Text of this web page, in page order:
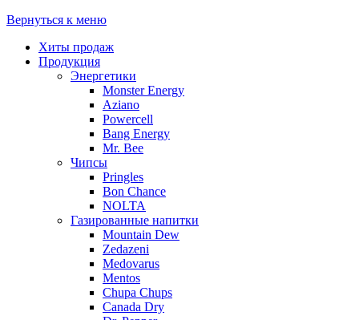
Вернуться к меню
Хиты продаж
Продукция
Энергетики
Monster Energy
Aziano
Powercell
Bang Energy
Mr. Bee
Чипсы
Pringles
Bon Chance
NOLTA
Газированные напитки
Mountain Dew
Zedazeni
Medovarus
Mentos
Chupa Chups
Canada Dry